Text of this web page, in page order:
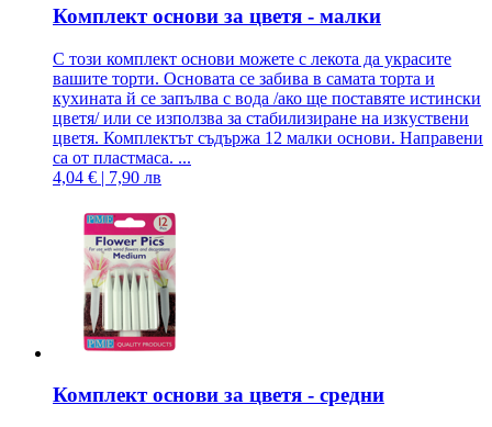
Комплект основи за цветя - малки
С този комплект основи можете с лекота да украсите
вашите торти. Основата се забива в самата торта и
кухината й се запълва с вода /ако ще поставяте истински
цветя/ или се използва за стабилизиране на изкуствени
цветя. Комплектът съдържа 12 малки основи. Направени
са от пластмаса. ...
4,04 € | 7,90 лв
Комплект основи за цветя - средни